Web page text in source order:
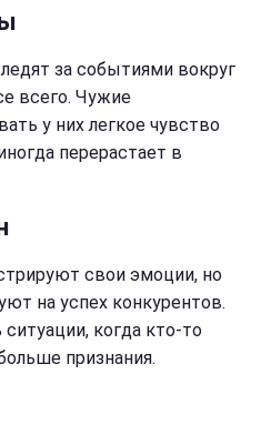
за событиями вокруг
всего. Чужие
у них легкое чувство
перерастает в
свои эмоции, но
на успех конкурентов.
когда кто-то
признания.